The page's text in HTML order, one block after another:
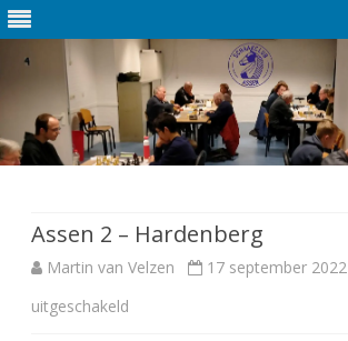
de
inhoud
Assen 2 – Hardenberg
Martin van Velzen 17 september 2022
uitgeschakeld